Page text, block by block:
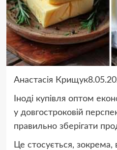
Анастасія
Іноді купівля оптом
у довгостроковій
правильно зберігати
Це стосується,